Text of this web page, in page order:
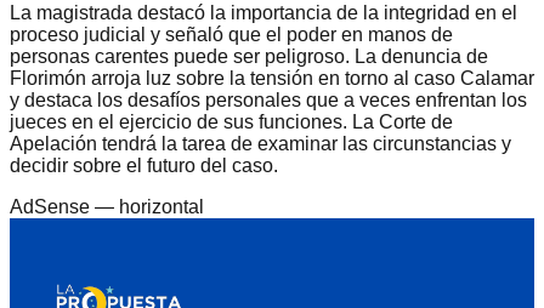
La magistrada destacó la importancia de la integridad en el
proceso judicial y señaló que el poder en manos de
personas carentes puede ser peligroso. La denuncia de
Florimón arroja luz sobre la tensión en torno al caso Calamar
y destaca los desafíos personales que a veces enfrentan los
jueces en el ejercicio de sus funciones. La Corte de
Apelación tendrá la tarea de examinar las circunstancias y
decidir sobre el futuro del caso.
AdSense — horizontal